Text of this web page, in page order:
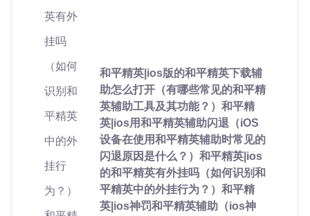
和平精英|ios版的和平精英下载辅
助怎么打开（有哪些常见的和平精
英辅助工具及其功能？）和平精
英|ios用和平精英辅助闪退（iOS
设备在使用和平精英辅助时常见的
闪退原因是什么？）和平精英|ios
的和平精英有外挂吗（如何识别和
平精英中的外挂行为？）和平精
英|ios神罚和平精英辅助（ios神